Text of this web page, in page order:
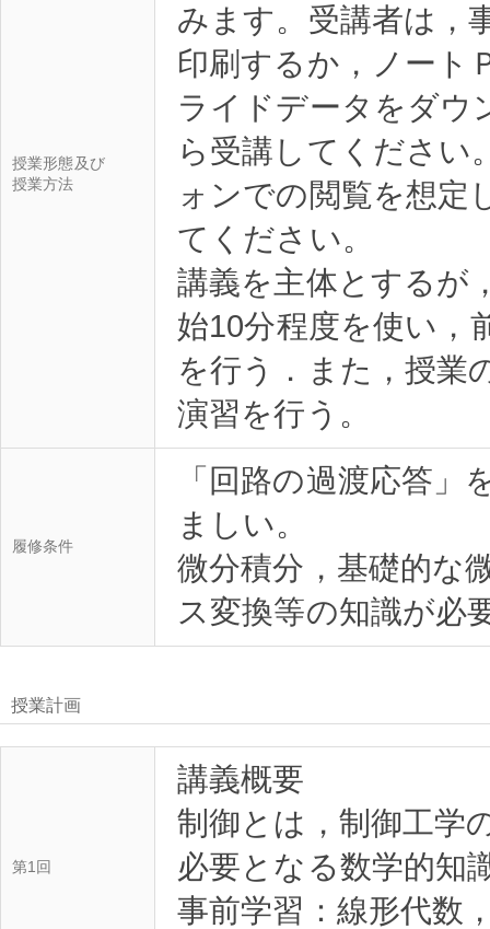
授業形態及び
授業方法
みます。受講者は，
印刷するか，ノート
ライドデータをダウ
ら受講してください
ォンでの閲覧を想定
てください。
講義を主体とするが
始10分程度を使い，
を行う．また，授業
履修条件
「回路の過渡応答
ましい。
微分積分，基礎的な
授業計画
第1回
講義概要
制御とは，制御工学
必要となる数学的知
事前学習：線形代数